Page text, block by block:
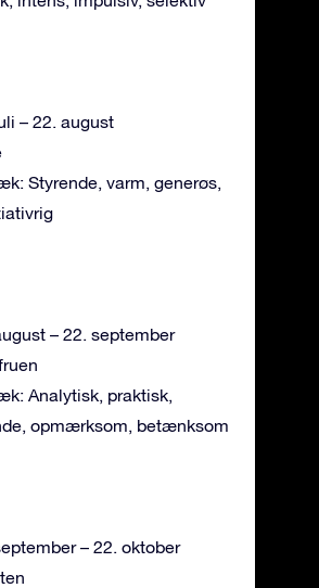
– 22. august
Styrende, varm, generøs,
– 22. september
Analytisk, praktisk,
opmærksom, betænksom
– 22. oktober